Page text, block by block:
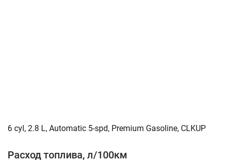
6 cyl, 2.8 L, Automatic 5-spd, Premium Gasoline, CLKUP
Расход топлива, л/100км